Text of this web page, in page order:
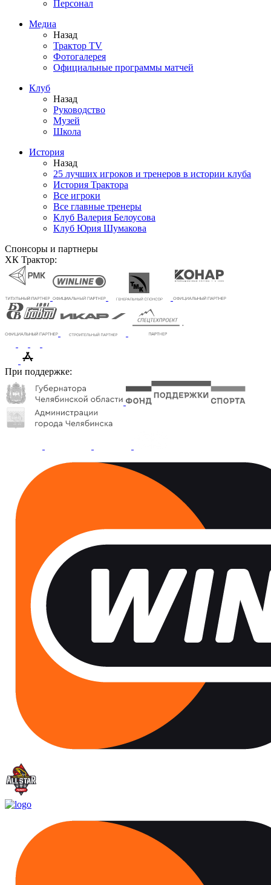
Персонал
Медиа
Назад
Трактор TV
Фотогалерея
Официальные программы матчей
Клуб
Назад
Руководство
Музей
Школа
История
Назад
25 лучших игроков и тренеров в истории клуба
История Трактора
Все игроки
Все главные тренеры
Клуб Валерия Белоусова
Клуб Юрия Шумакова
Спонсоры и партнеры
ХК Трактор:
При поддержке: